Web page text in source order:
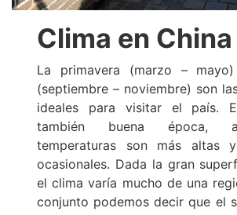
Clima en China
La primavera (marzo –
(septiembre – noviembre) son
ideales para visitar el país.
también buena época,
temperaturas son más altas
ocasionales. Dada la gran
el clima varía mucho de una
conjunto podemos decir que el